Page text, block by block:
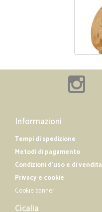
Informazioni
Tempi di spedizione
Metodi di pagamento
Condizioni d'uso e di vendita
Privacy e cookie
Cookie banner
Cicalia